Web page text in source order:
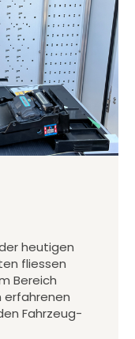
heutigen
fliessen
Bereich
erfahrenen
Fahrzeug-